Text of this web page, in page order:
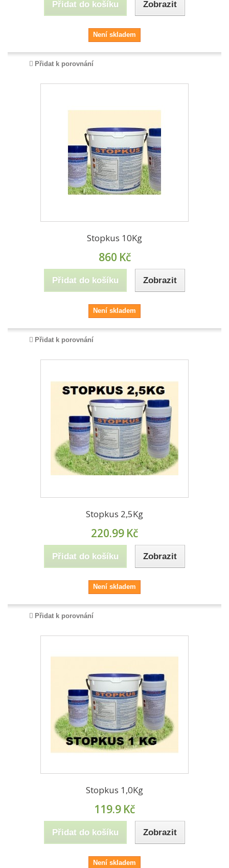
Přidat do košíku Zobrazit
Není skladem
Přidat k porovnání
Stopkus 10Kg
860 Kč
Přidat do košíku Zobrazit
Není skladem
Přidat k porovnání
Stopkus 2,5Kg
220.99 Kč
Přidat do košíku Zobrazit
Není skladem
Přidat k porovnání
Stopkus 1,0Kg
119.9 Kč
Přidat do košíku Zobrazit
Není skladem